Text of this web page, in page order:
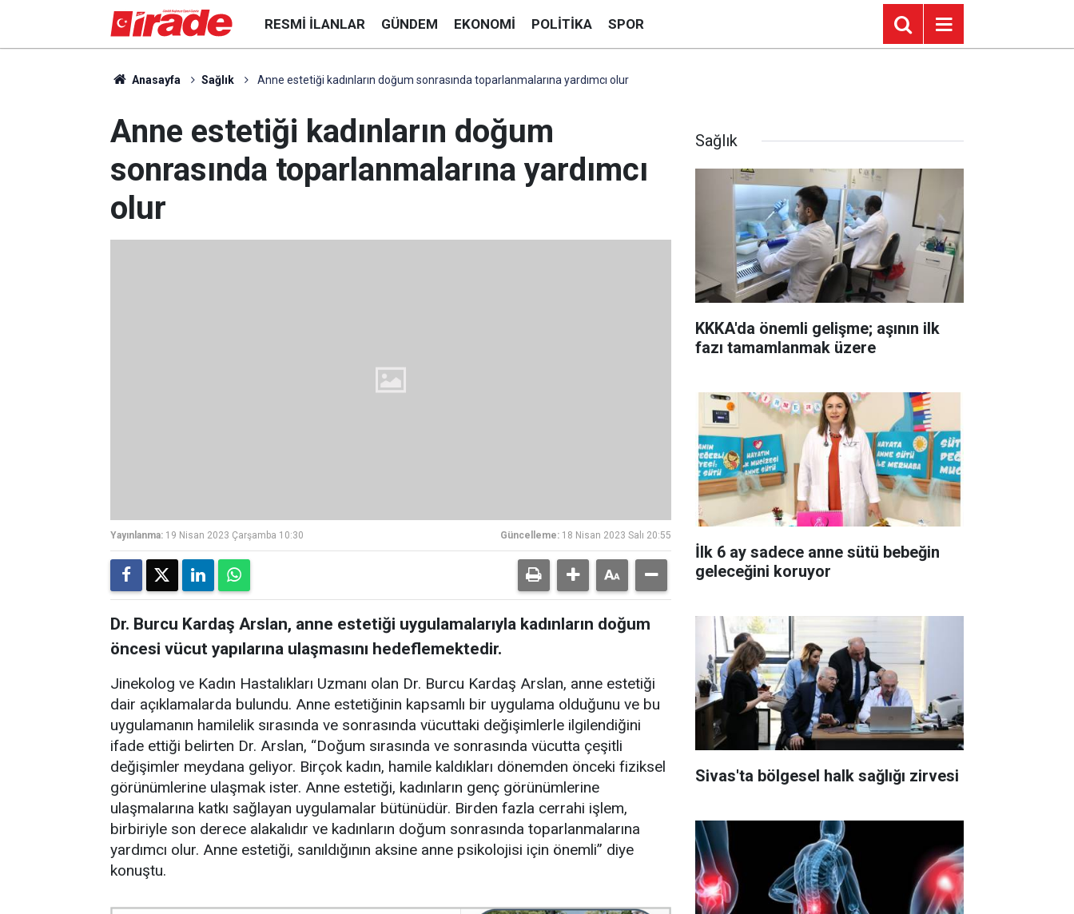
RESMI İLANLAR GÜNDEM EKONOMI POLITIKA SPOR
Anasayfa Sağlık Anne estetiği kadınların doğum sonrasında toparlanmalarına yardımcı olur
Anne estetiği kadınların doğum
sonrasında toparlanmalarına yardımcı
olur
Yayınlanma: 19 Nisan 2023 Çarşamba 10:30 Güncelleme: 18 Nisan 2023 Salı 20:55
Dr. Burcu Kardaş Arslan, anne estetiği uygulamalarıyla kadınların doğum
öncesi vücut yapılarına ulaşmasını hedeflemektedir.
Jinekolog ve Kadın Hastalıkları Uzmanı olan Dr. Burcu Kardaş Arslan, anne estetiği
dair açıklamalarda bulundu. Anne estetiğinin kapsamlı bir uygulama olduğunu ve bu
uygulamanın hamilelik sırasında ve sonrasında vücuttaki değişimlerle ilgilendiğini
ifade ettiği belirten Dr. Arslan, “Doğum sırasında ve sonrasında vücutta çeşitli
değişimler meydana geliyor. Birçok kadın, hamile kaldıkları dönemden önceki fiziksel
görünümlerine ulaşmak ister. Anne estetiği, kadınların genç görünümlerine
ulaşmalarına katkı sağlayan uygulamalar bütünüdür. Birden fazla cerrahi işlem,
birbiriyle son derece alakalıdır ve kadınların doğum sonrasında toparlanmalarına
yardımcı olur. Anne estetiği, sanıldığının aksine anne psikolojisi için önemli” diye
konuştu.
Sağlık
KKKA'da önemli gelişme; aşının ilk
fazı tamamlanmak üzere
İlk 6 ay sadece anne sütü bebeğin
geleceğini koruyor
Sivas'ta bölgesel halk sağlığı zirvesi